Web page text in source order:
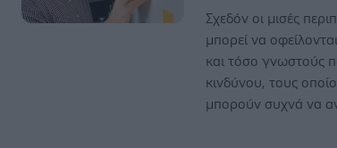
Σχεδόν οι μισές
μπορεί να
και τόσο γνωστούς
κινδύνου, τους
μπορούν συχνά να